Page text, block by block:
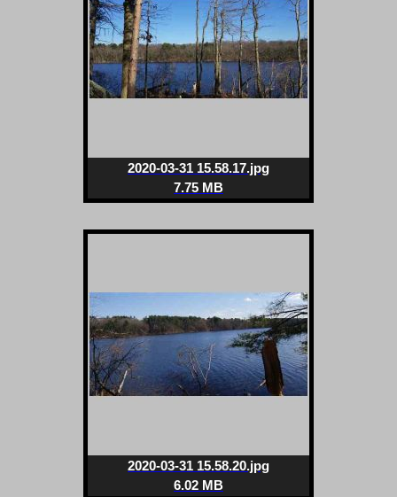
2020-03-31 15.58.17.jpg
7.75 MB
2020-03-31 15.58.20.jpg
6.02 MB